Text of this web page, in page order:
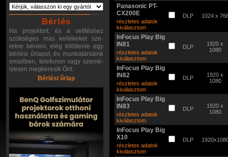
Bérlés
Ha projektort, és a vetítéshez
szükséges más kellékeket sze-
retne bérelni, elég kitöltenie egy
bérlési űrlapot, és munkatársaink
emailben, telefonon vagy szemé-
lyesen megkeresik Önt.
Bérlési űrlap
Panasonic PT-
CX200E
részletes adatok
kiválasztom
DLP 1024 x
InFocus Play Big
IN81
részletes adatok
kiválasztom
DLP
1920 x
1080
InFocus Play Big
IN82
részletes adatok
kiválasztom
DLP
1920 x
1080
InFocus Play Big
IN83
részletes adatok
kiválasztom
DLP
1920 x
1080
InFocus Play Big
X10
részletes adatok
kiválasztom
DLP